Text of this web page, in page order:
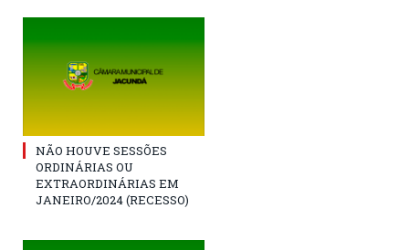
NÃO HOUVE SESSÕES
ORDINÁRIAS OU
EXTRAORDINÁRIAS EM
JANEIRO/2024 (RECESSO)